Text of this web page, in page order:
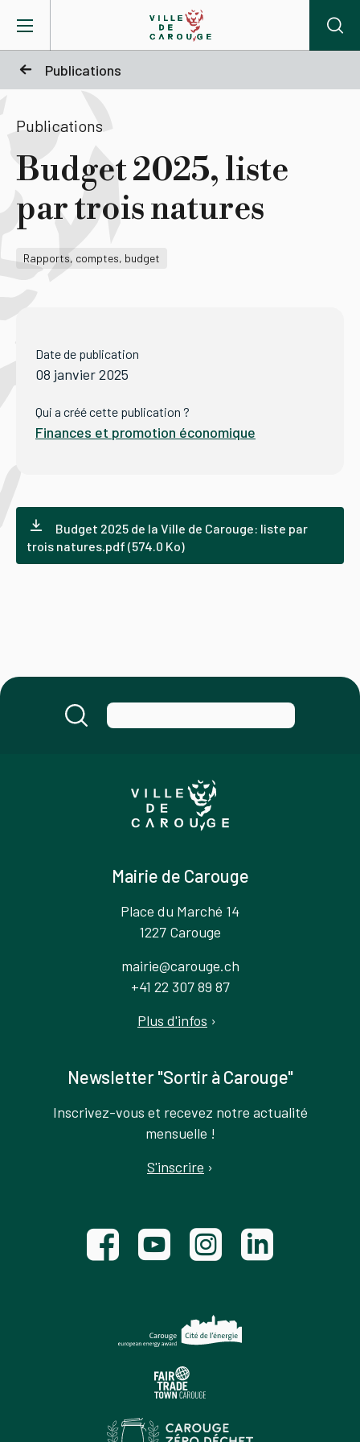
Publications
Mairie
Vie pratique
Actualités
Lieux
CAROUGE SE CONSTRUIT
Publications
Budget 2025, liste
par trois natures
Rapports, comptes, budget
Date de publication
08 janvier 2025
Qui a créé cette publication ?
Finances et promotion économique
Budget 2025 de la Ville de Carouge: liste par
trois natures.pdf (574.0 Ko)
Mairie de Carouge
Place du Marché 14
1227 Carouge
mairie@carouge.ch
+41 22 307 89 87
Plus d'infos ›
Newsletter "Sortir à Carouge"
Inscrivez-vous et recevez notre actualité
mensuelle !
S'inscrire ›